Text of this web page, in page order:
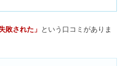
失敗された」 という口コミがありま